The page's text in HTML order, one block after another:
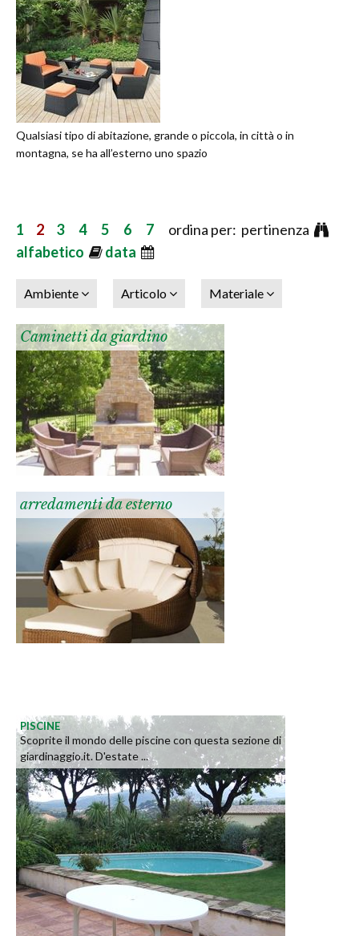
Qualsiasi tipo di abitazione, grande o piccola, in città o in
montagna, se ha all’esterno uno spazio
1 2 3 4 5 6 7 ordina per: pertinenza
alfabetico
data
Ambiente Articolo Materiale
Caminetti da giardino
arredamenti da esterno
PISCINE
Scoprite il mondo delle piscine con questa sezione di
giardinaggio.it. D'estate ...